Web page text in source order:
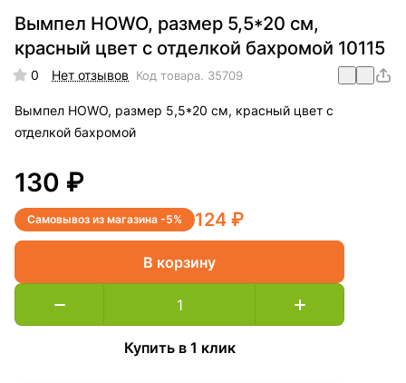
Вымпел HOWO, размер 5,5*20 см,
красный цвет с отделкой бахромой 10115
0 Нет отзывов Код товара. 35709
Вымпел HOWO, размер 5,5*20 см, красный цвет с
отделкой бахромой
130 ₽
Самовывоз из магазина -5% 124 ₽
В корзину
Купить в 1 клик